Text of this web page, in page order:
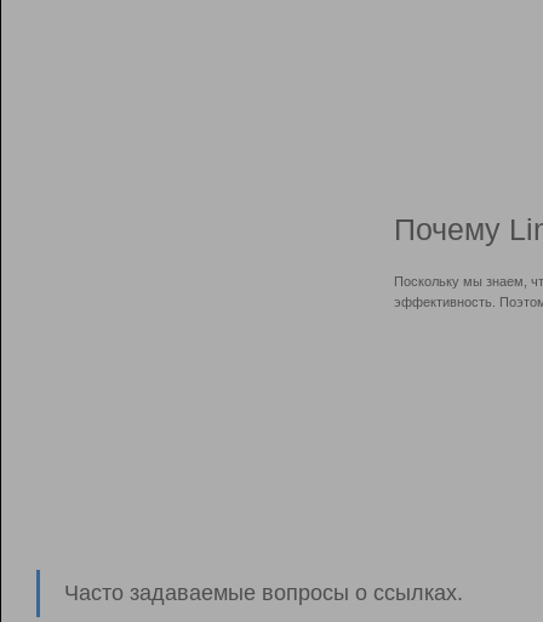
Почему
Поскольку мы знаем,
эффективность.
Часто задаваемые вопросы о ссылках.